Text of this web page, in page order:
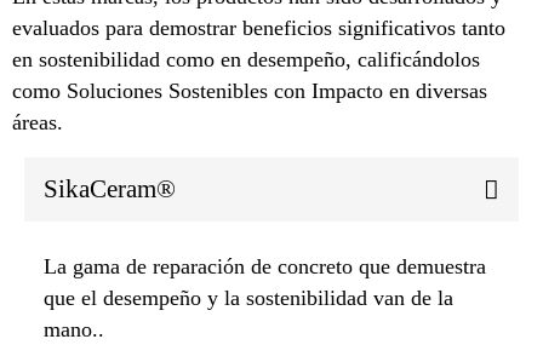
evaluados para demostrar beneficios significativos tanto
en sostenibilidad como en desempeño, calificándolos
como Soluciones Sostenibles con Impacto en diversas
áreas.
SikaCeram®
La gama de reparación de concreto que demuestra
que el desempeño y la sostenibilidad van de la
mano..